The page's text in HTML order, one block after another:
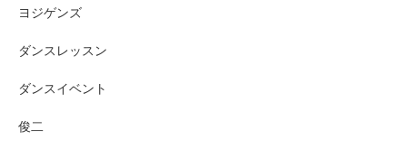
ヨジゲンズ
ダンスレッスン
ダンスイベント
俊二